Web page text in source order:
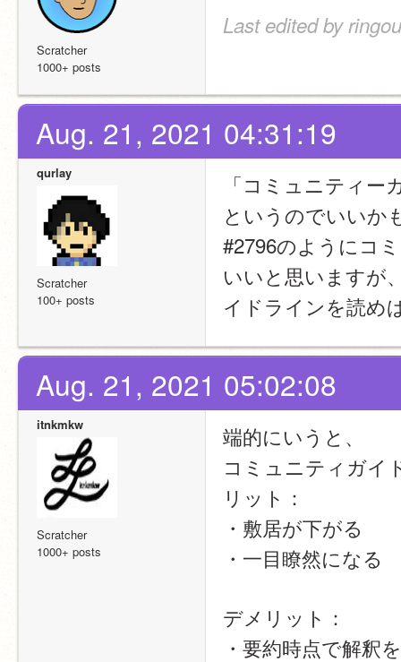
Scratcher
1000+ posts
Last edited by
Aug. 21, 2021 04:31:19
qurlay
Scratcher
100+ posts
「コミュニティ
というのでいいか
#2796のようにコ
いいと思いますが
イドラインを読め
Aug. 21, 2021 05:02:08
itnkmkw
Scratcher
1000+ posts
端的にいうと、
コミュニティガイ
リット：
・敷居が下がる
・一目瞭然になる
デメリット：
・要約時点で解釈